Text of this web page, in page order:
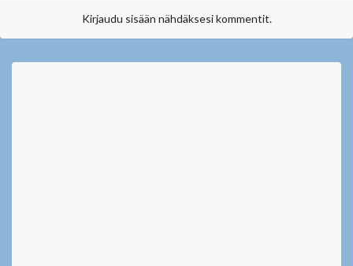
Kirjaudu sisään nähdäksesi kommentit.